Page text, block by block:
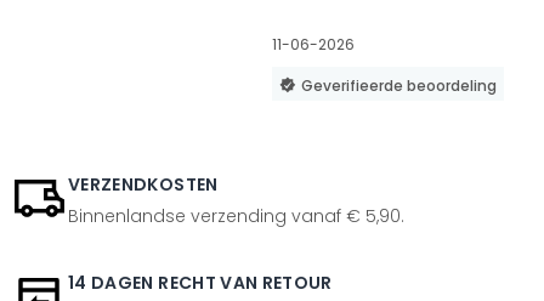
11-06-2026
Geverifieerde beoordeling
VERZENDKOSTEN
Binnenlandse verzending vanaf € 5,90.
14 DAGEN RECHT VAN RETOUR